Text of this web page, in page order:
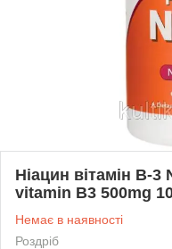
Ніацин вітамін B-
vitamin B3 500mg
Немає в наявності
Роздріб